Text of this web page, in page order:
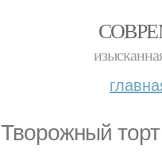
Творожный